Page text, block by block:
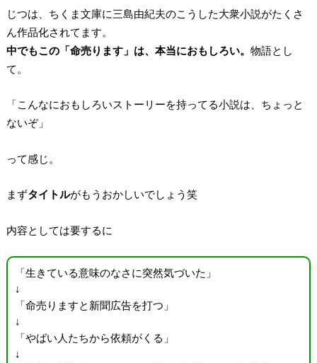
じつは、ちくま文庫に三島由紀夫のこうした大衆小説がたくさ
ん作品化されてます。
中でもこの「命売ります」は、本当におもしろい。 物語とし
て。
「こんなにおもしろいストーリーを持ってる小説は、ちょっと
ないぞ」
って感じ。
まずタイトルがもうおかしいでしょう笑
内容としては要するに
「生きている意味のなさに突然気づいた」
↓
「命売りますと新聞広告を打つ」
↓
「やばい人たちから依頼がくる」
↓